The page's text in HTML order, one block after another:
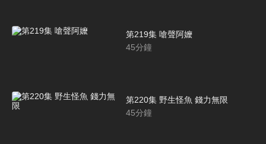
第219集 嗆聲阿嬤
45分鐘
第220集 野生怪魚 錢力無限
45分鐘